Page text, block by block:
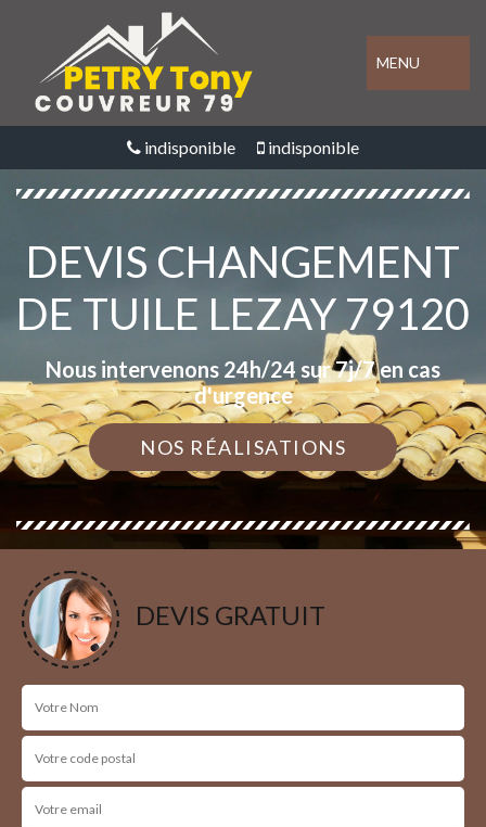
MENU
indisponible indisponible
DEVIS CHANGEMENT
DE TUILE LEZAY 79120
Nous intervenons 24h/24 sur 7j/7 en cas
d'urgence
NOS RÉALISATIONS
DEVIS GRATUIT